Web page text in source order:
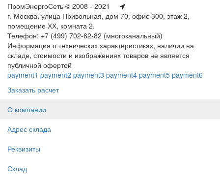
ПромЭнергоСеть © 2008 - 2021
г. Москва, улица Привольная, дом 70, офис 300, этаж 2,
помещение ХХ, комната 2.
Телефон: +7 (499) 702-62-82 (многоканальный)
Информация о технических характеристиках, наличии на
складе, стоимости и изображениях товаров не является
публичной офертой
payment1 payment2 payment3 payment4 payment5 payment6
Заказать расчет
О компании
Адрес склада
Реквизиты
Склад